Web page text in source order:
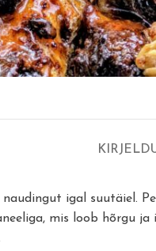
naudingut igal suutäiel.
mis loob hõrgu